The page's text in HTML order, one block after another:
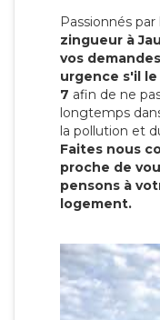
Passionnés
zingueur à
vos
urgence s'il
7 afin de ne
longtemps
la pollution et
Faites nous
proche de
pensons à
logement.